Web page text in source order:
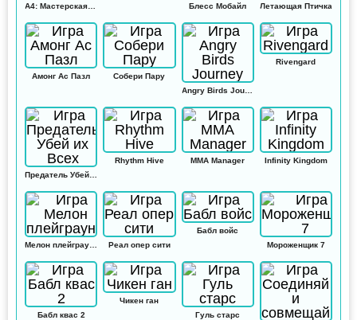
Блесс Мобайл
Летающая Птичка
Амонг Ас Пазл
Собери Пару
Angry Birds Journey
Rivengard
Rhythm Hive MMA Manager Infinity Kingdom
Реал опер сити
Бабл войс
Мороженщик 7
Бабл квас 2
Чикен ган
Гуль старс